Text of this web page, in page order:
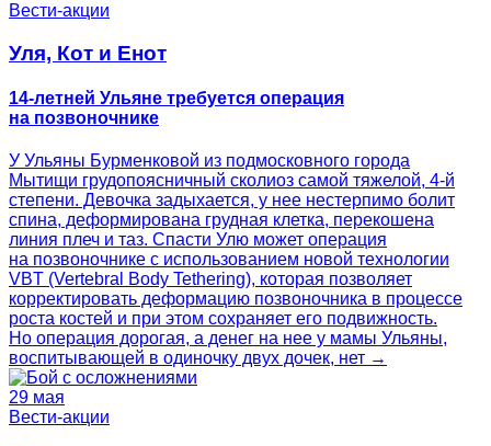
Вести-акции
Уля, Кот и Енот
14-летней Ульяне требуется операция
на позвоночнике
У Ульяны Бурменковой из подмосковного города
Мытищи грудопоясничный сколиоз самой тяжелой, 4-й
степени. Девочка задыхается, у нее нестерпимо болит
спина, деформирована грудная клетка, перекошена
линия плеч и таз. Спасти Улю может операция
на позвоночнике с использованием новой технологии
VBT (Vertebral Body Tethering), которая позволяет
корректировать деформацию позвоночника в процессе
роста костей и при этом сохраняет его подвижность.
Но операция дорогая, а денег на нее у мамы Ульяны,
воспитывающей в одиночку двух дочек, нет →
29 мая
Вести-акции